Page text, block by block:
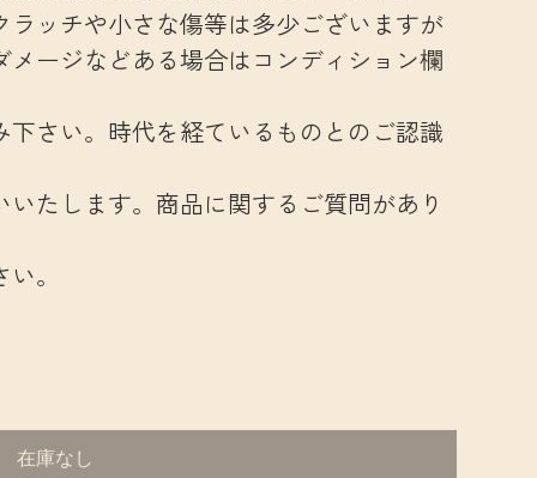
ッチや小さな傷等は多少ございますが
ージなどある場合はコンディション欄
さい。時代を経ているものとのご認識
たします。商品に関するご質問があり
。
在庫なし